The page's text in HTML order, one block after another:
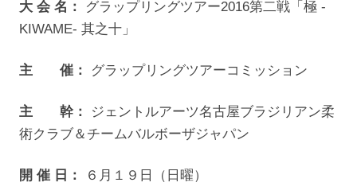
大 会 名：
グラップリングツアー2016第二戦「極 -
KIWAME- 其之十」
主 催： グラップリングツアーコミッション
主 幹：
ジェントルアーツ名古屋ブラジリアン柔
術クラブ＆チームバルボーザジャパン
開 催 日： ６月１９日（日曜）